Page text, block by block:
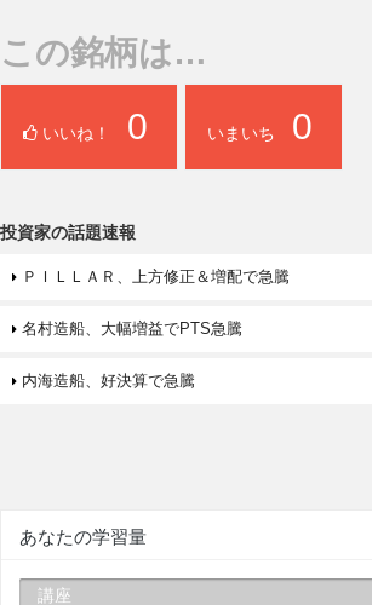
この銘柄は…
いいね！ 0 いまいち 0
投資家の話題速報
ＰＩＬＬＡＲ、上方修正＆増配で急騰
名村造船、大幅増益でPTS急騰
内海造船、好決算で急騰
あなたの学習量
講座